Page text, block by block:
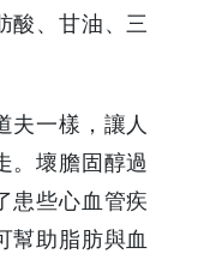
酸、甘油、三
夫一樣，讓人
。壞膽固醇過
患些心血管疾
幫助脂肪與血